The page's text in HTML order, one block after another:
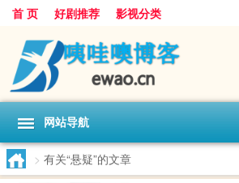
首 页 好剧推荐 影视分类
网站导航
> 有关“悬疑”的文章